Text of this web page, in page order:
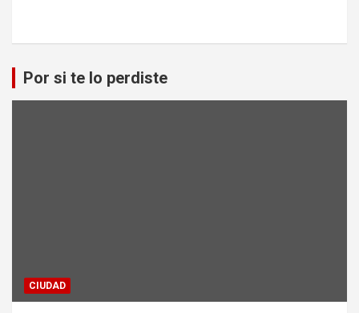
Por si te lo perdiste
CIUDAD